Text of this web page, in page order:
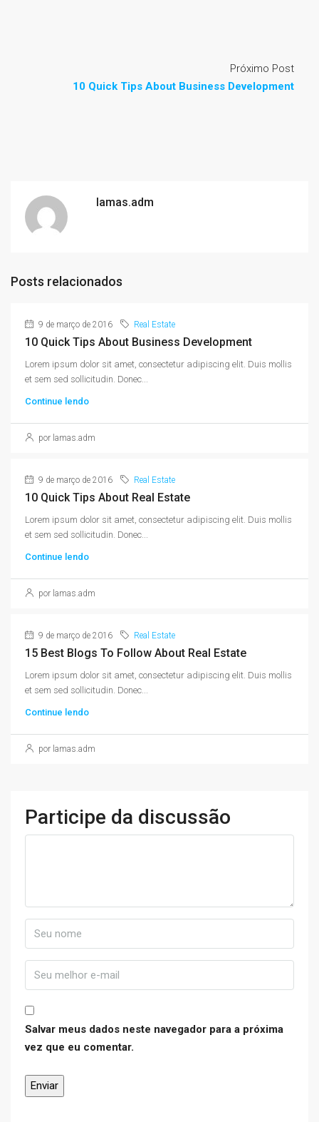
Próximo Post
10 Quick Tips About Business Development
lamas.adm
Posts relacionados
9 de março de 2016 Real Estate
10 Quick Tips About Business Development
Lorem ipsum dolor sit amet, consectetur adipiscing elit. Duis mollis
et sem sed sollicitudin. Donec...
Continue lendo
por lamas.adm
9 de março de 2016 Real Estate
10 Quick Tips About Real Estate
Lorem ipsum dolor sit amet, consectetur adipiscing elit. Duis mollis
et sem sed sollicitudin. Donec...
Continue lendo
por lamas.adm
9 de março de 2016 Real Estate
15 Best Blogs To Follow About Real Estate
Lorem ipsum dolor sit amet, consectetur adipiscing elit. Duis mollis
et sem sed sollicitudin. Donec...
Continue lendo
por lamas.adm
Participe da discussão
Salvar meus dados neste navegador para a próxima
vez que eu comentar.